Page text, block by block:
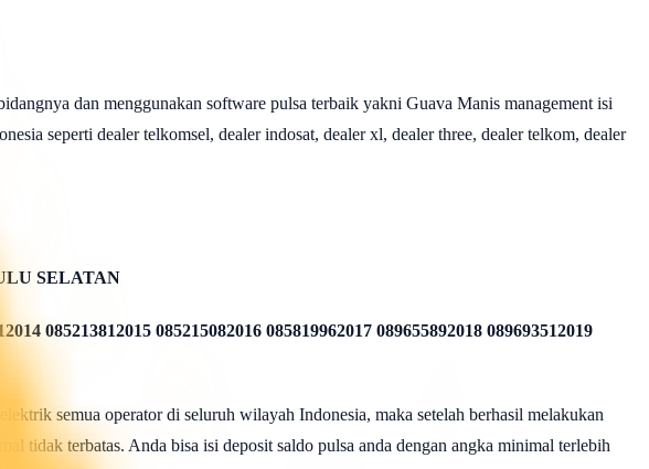
dan menggunakan software pulsa terbaik yakni Guava Manis management isi
seperti dealer telkomsel, dealer indosat, dealer xl, dealer three, dealer telkom, dealer
SELATAN
085213812015 085215082016 085819962017 089655892018 089693512019
semua operator di seluruh wilayah Indonesia, maka setelah berhasil melakukan
tidak terbatas. Anda bisa isi deposit saldo pulsa anda dengan angka minimal terlebih